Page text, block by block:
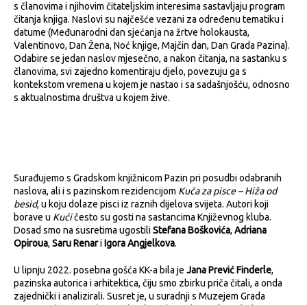
s članovima i njihovim čitateljskim interesima sastavljaju program
čitanja knjiga. Naslovi su najčešće vezani za određenu tematiku i
datume (Međunarodni dan sjećanja na žrtve holokausta,
Valentinovo, Dan Žena, Noć knjige, Majčin dan, Dan Grada Pazina).
Odabire se jedan naslov mjesečno, a nakon čitanja, na sastanku s
članovima, svi zajedno komentiraju djelo, povezuju ga s
kontekstom vremena u kojem je nastao i sa sadašnjošću, odnosno
s aktualnostima društva u kojem žive.
Surađujemo s Gradskom knjižnicom Pazin pri posudbi odabranih
naslova, ali i s pazinskom rezidencijom Kuća za pisce – Hiža od
besid, u koju dolaze pisci iz raznih dijelova svijeta. Autori koji
borave u Kućičesto su gosti na sastancima Književnog kluba.
Dosad smo na susretima ugostiliStefana Boškovića, Adriana
Opiroua, Saru RenariIgora Angjelkova.
U lipnju 2022. posebna gošća KK-a bila je Jana Prević Finderle,
pazinska autorica i arhitektica, čiju smo zbirku priča čitali, a onda
zajednički i analizirali. Susret je, u suradnji s Muzejem Grada